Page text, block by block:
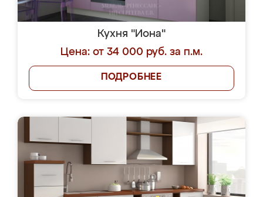
Кухня "Иона"
Цена: от 34 000 руб. за п.м.
ПОДРОБНЕЕ